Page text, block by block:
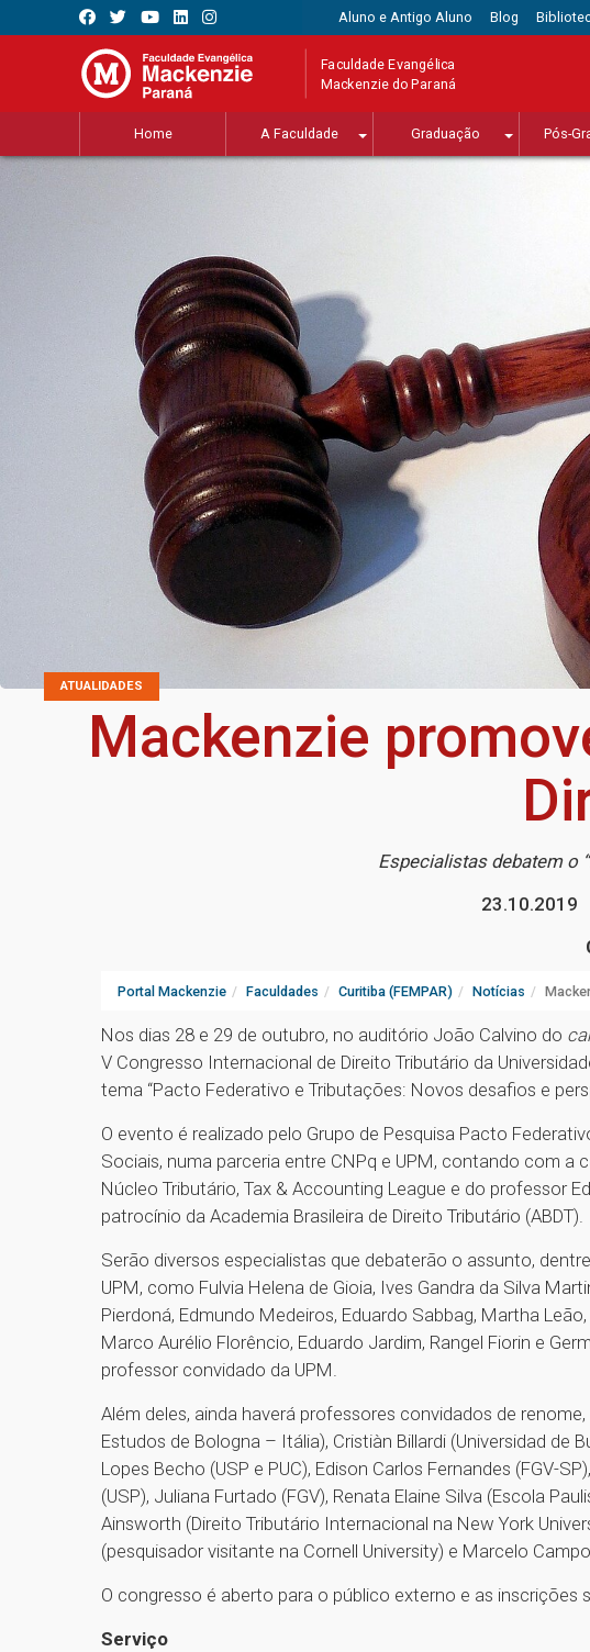
Aluno e Antigo Aluno Blog
Faculdade Evangélica
Mackenzie do Paraná
Home A Faculdade Graduação Pós-
ATUALIDADES
Mackenzie
Especialistas debatem o
23.10.2019
Portal Mackenzie Faculdades Curitiba (FEMPAR) Notícias
Nos dias 28 e 29 de outubro, no auditório João Calvino do
V Congresso Internacional de Direito Tributário da
tema “Pacto Federativo e Tributações: Novos desafios e
O evento é realizado pelo Grupo de Pesquisa Pacto
Sociais, numa parceria entre CNPq e UPM, contando com a
Núcleo Tributário, Tax & Accounting League e do professor
patrocínio da Academia Brasileira de Direito Tributário (ABDT).
Serão diversos especialistas que debaterão o assunto,
UPM, como Fulvia Helena de Gioia, Ives Gandra da Silva
Pierdoná, Edmundo Medeiros, Eduardo Sabbag, Martha
Marco Aurélio Florêncio, Eduardo Jardim, Rangel Fiorin e
professor convidado da UPM.
Além deles, ainda haverá professores convidados de
Estudos de Bologna – Itália), Cristiàn Billardi (Universidad de
Lopes Becho (USP e PUC), Edison Carlos Fernandes (FGV-
(USP), Juliana Furtado (FGV), Renata Elaine Silva (Escola
Ainsworth (Direito Tributário Internacional na New York
(pesquisador visitante na Cornell University) e Marcelo
O congresso é aberto para o público externo e as inscrições
Serviço